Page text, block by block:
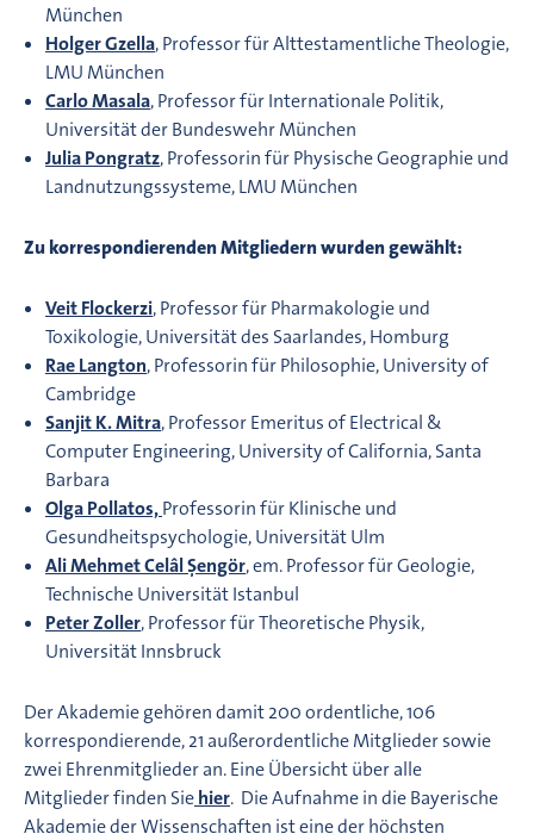
München
Holger Gzella, Professor für Alttestamentliche Theologie,
LMU München
​​​​​​Carlo Masala, Professor für Internationale Politik,
Universität der Bundeswehr München
Julia Pongratz, Professorin für Physische Geographie und
Landnutzungssysteme, LMU München
Zu korrespondierenden Mitgliedern wurden gewählt:
Veit Flockerzi, Professor für Pharmakologie und
Toxikologie, Universität des Saarlandes, Homburg
Rae Langton, Professorin für Philosophie, University of
Cambridge
Sanjit K. Mitra, Professor Emeritus of Electrical &
Computer Engineering, University of California, Santa
Barbara
Olga Pollatos,Professorin für Klinische und
Gesundheitspsychologie, Universität Ulm
Ali Mehmet Celâl Şengör, em. Professor für Geologie,
Technische Universität Istanbul
Peter Zoller, Professor für Theoretische Physik,
Universität Innsbruck
Der Akademie gehören damit 200 ordentliche, 106
korrespondierende, 21 außerordentliche Mitglieder sowie
zwei Ehrenmitglieder an. Eine Übersicht über alle
Mitglieder finden Siehier. Die Aufnahme in die Bayerische
Akademie der Wissenschaften ist eine der höchsten